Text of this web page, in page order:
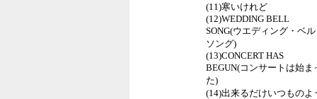
(11)寒いけれど
(12)WEDDING BELL
SONG(ウエディング・ベ
ソング)
(13)CONCERT HAS
BEGUN(コンサートは始ま
た)
(14)出来るだけいつものよ